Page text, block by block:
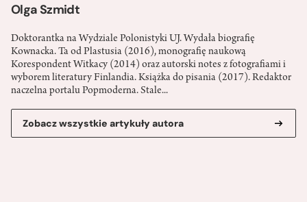
Olga Szmidt
Doktorantka na Wydziale Polonistyki UJ. Wydała biografię
Kownacka. Ta od Plastusia (2016), monografię naukową
Korespondent Witkacy (2014) oraz autorski notes z fotografiami i
wyborem literatury Finlandia. Książka do pisania (2017). Redaktor
naczelna portalu Popmoderna. Stale...
Zobacz wszystkie artykuły autora